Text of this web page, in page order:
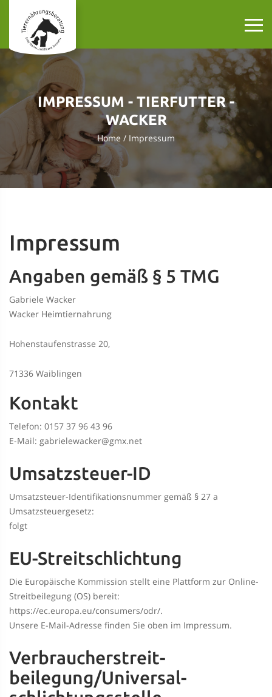
IMPRESSUM - TIERFUTTER -
WACKER
Home Impressum
Impressum
Angaben gemäß § 5 TMG
Gabriele Wacker
Wacker Heimtiernahrung
Hohenstaufenstrasse 20,
71336 Waiblingen
Kontakt
Telefon: 0157 37 96 43 96
E-Mail: gabrielewacker@gmx.net
Umsatzsteuer-ID
Umsatzsteuer-Identifikationsnummer gemäß § 27 a
Umsatzsteuergesetz:
folgt
EU-Streitschlichtung
Die Europäische Kommission stellt eine Plattform zur Online-
Streitbeilegung (OS) bereit:
https://ec.europa.eu/consumers/odr/.
Unsere E-Mail-Adresse finden Sie oben im Impressum.
Verbraucher­streit­
beilegung/Universal­